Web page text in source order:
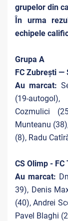
grupelor din
În urma
echipele
Grupa A
FC Zubrești —
Au marcat:
(19-
Cozmulici
Munteanu
(8), Radu
CS Olimp -
Au marcat:
39), Denis
(40), Andrei
Pavel Blaghi